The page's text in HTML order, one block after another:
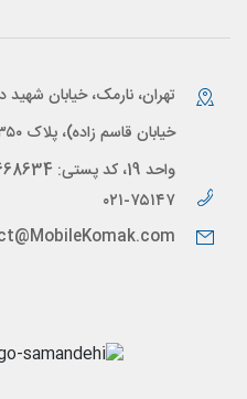
تهران، نارمک، خیابان شهید
واحد 19، کد پستی: 1646668634
۰۲۱-۷۵۱۴۷